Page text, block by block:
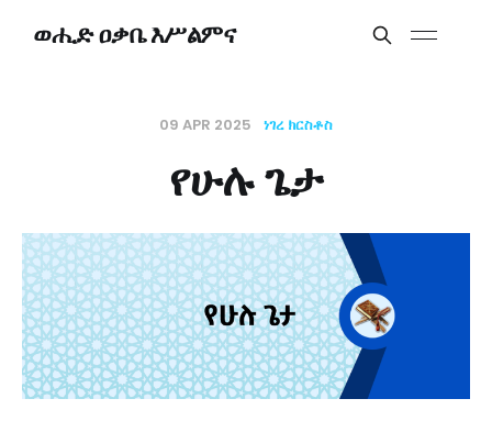
ወሒድ ዐቃቤ እሥልምና
09 APR 2025 ነገረ ክርስቶስ
የሁሉ ጌታ